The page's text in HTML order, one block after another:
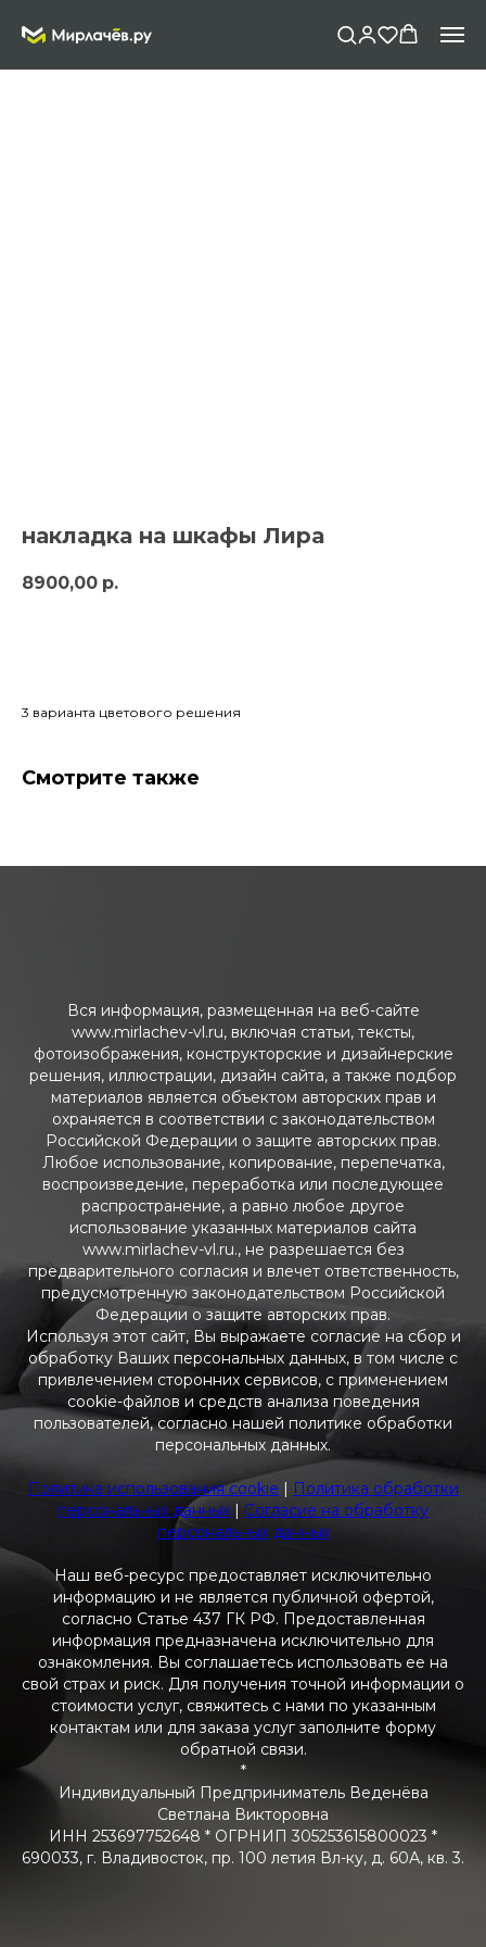
накладка на шкафы Лира
8900,00 р.
3 варианта цветового решения
Смотрите также
Вся информация, размещенная на веб-сайте
www.mirlachev-vl.ru, включая статьи, тексты,
фотоизображения, конструкторские и дизайнерские
решения, иллюстрации, дизайн сайта, а также подбор
материалов является объектом авторских прав и
охраняется в соответствии с законодательством
Российской Федерации о защите авторских прав.
Любое использование, копирование, перепечатка,
воспроизведение, переработка или последующее
распространение, а равно любое другое
использование указанных материалов сайта
www.mirlachev-vl.ru., не разрешается без
предварительного согласия и влечет ответственность,
предусмотренную законодательством Российской
Федерации о защите авторских прав.
Используя этот сайт, Вы выражаете согласие на сбор и
обработку Ваших персональных данных, в том числе с
привлечением сторонних сервисов, с применением
cookie-файлов и средств анализа поведения
пользователей, согласно нашей политике обработки
персональных данных.
Политика использования cookie | Политика обработки
персональных данных | Согласие на обработку
персональных данных
Наш веб-ресурс предоставляет исключительно
информацию и не является публичной офертой,
согласно Статье 437 ГК РФ. Предоставленная
информация предназначена исключительно для
ознакомления. Вы соглашаетесь использовать ее на
свой страх и риск. Для получения точной информации о
стоимости услуг, свяжитесь с нами по указанным
контактам или для заказа услуг заполните форму
обратной связи.
*
Индивидуальный Предприниматель Веденёва
Светлана Викторовна
ИНН 253697752648 * ОГРНИП 305253615800023 *
690033, г. Владивосток, пр. 100 летия Вл-ку, д. 60А, кв. 3.